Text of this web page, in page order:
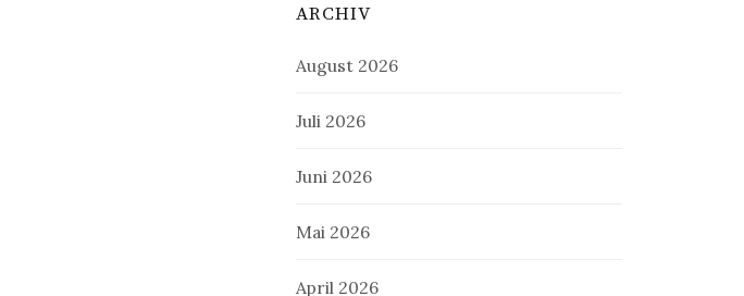
ARCHIV
August 2026
Juli 2026
Juni 2026
Mai 2026
April 2026